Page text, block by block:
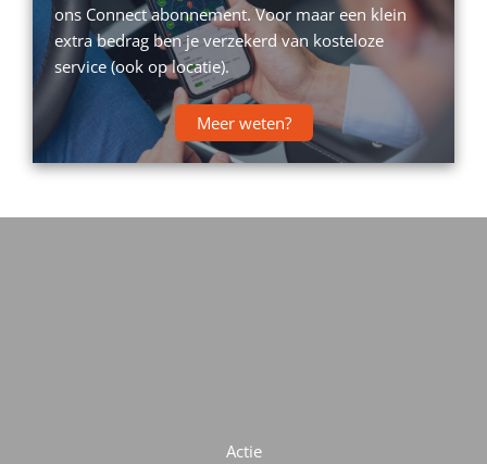
ons Connect abonnement. Voor maar een klein
extra bedrag ben je verzekerd van kosteloze
service (ook op locatie).
Meer weten?
Actie